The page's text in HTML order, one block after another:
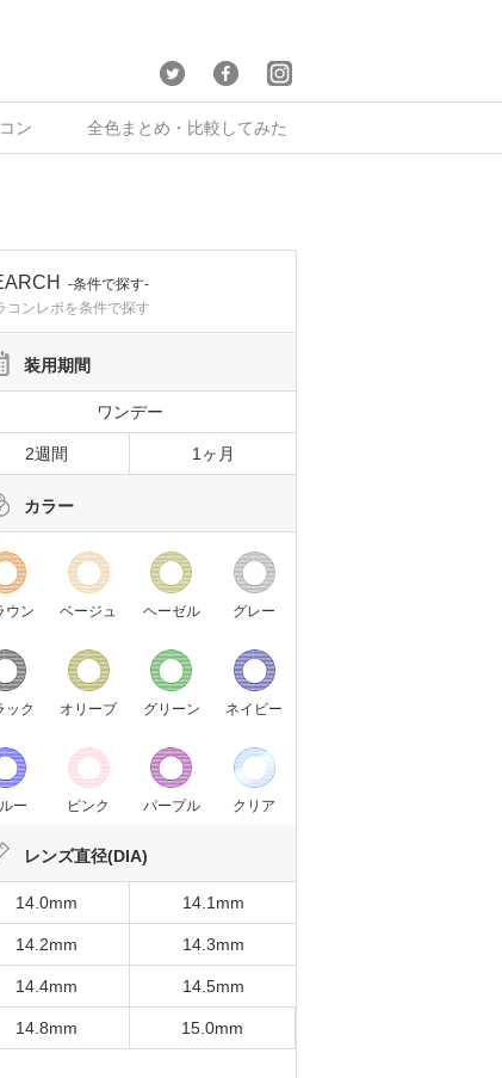
ン 全色まとめ・比較してみた
-条件で探す-
コンレポを条件で探す
装用期間
ワンデー
2週間 1ヶ月
カラー
ウン ベージュ ヘーゼル グレー
ック オリーブ グリーン ネイビー
ー ピンク パープル クリア
レンズ直径(DIA)
14.0mm 14.1mm
14.2mm 14.3mm
14.4mm 14.5mm
14.8mm 15.0mm